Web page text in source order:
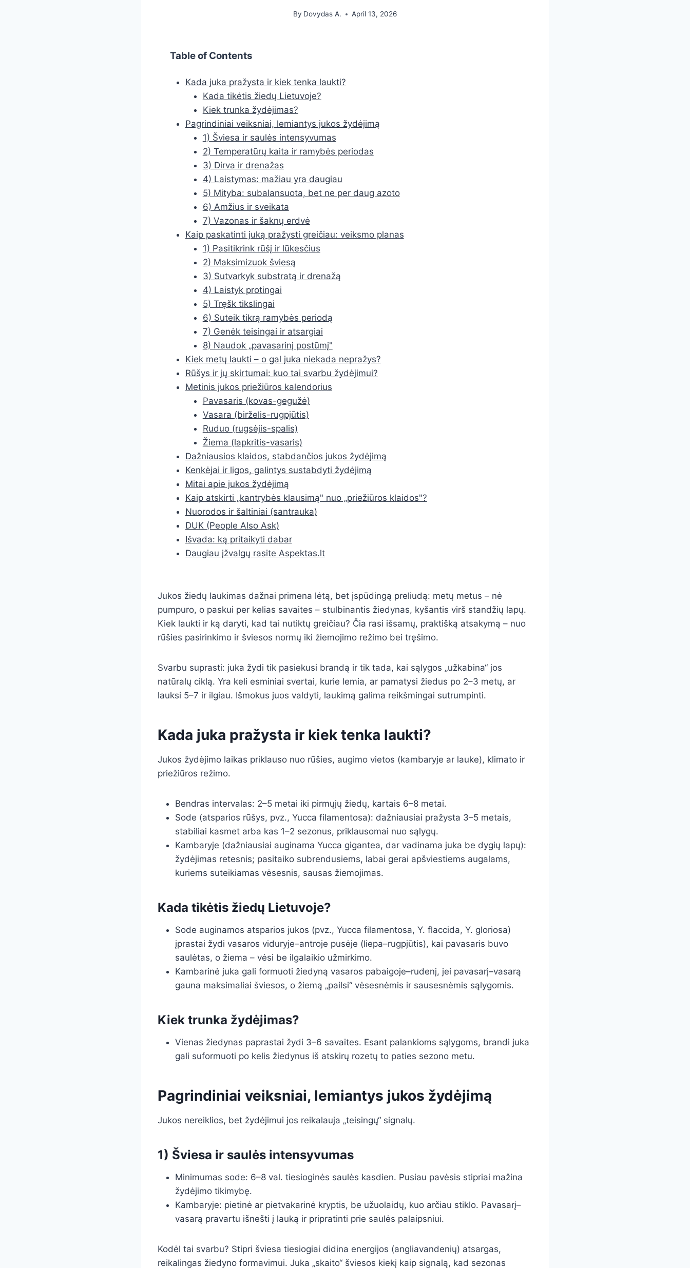
By Dovydas A. April 13, 2026
Table of Contents
Kada juka pražysta ir kiek tenka laukti?
Kada tikėtis žiedų Lietuvoje?
Kiek trunka žydėjimas?
Pagrindiniai veiksniai, lemiantys jukos žydėjimą
1) Šviesa ir saulės intensyvumas
2) Temperatūrų kaita ir ramybės periodas
3) Dirva ir drenažas
4) Laistymas: mažiau yra daugiau
5) Mityba: subalansuota, bet ne per daug azoto
6) Amžius ir sveikata
7) Vazonas ir šaknų erdvė
Kaip paskatinti juką pražysti greičiau: veiksmo planas
1) Pasitikrink rūšį ir lūkesčius
2) Maksimizuok šviesą
3) Sutvarkyk substratą ir drenažą
4) Laistyk protingai
5) Tręšk tikslingai
6) Suteik tikrą ramybės periodą
7) Genėk teisingai ir atsargiai
8) Naudok „pavasarinį postūmį"
Kiek metų laukti – o gal juka niekada nepražys?
Rūšys ir jų skirtumai: kuo tai svarbu žydėjimui?
Metinis jukos priežiūros kalendorius
Pavasaris (kovas-gegužė)
Vasara (birželis-rugpjūtis)
Ruduo (rugsėjis-spalis)
Žiema (lapkritis-vasaris)
Dažniausios klaidos, stabdančios jukos žydėjimą
Kenkėjai ir ligos, galintys sustabdyti žydėjimą
Mitai apie jukos žydėjimą
Kaip atskirti „kantrybės klausimą" nuo „priežiūros klaidos"?
Nuorodos ir šaltiniai (santrauka)
DUK (People Also Ask)
Išvada: ką pritaikyti dabar
Daugiau įžvalgų rasite Aspektas.lt
Jukos žiedų laukimas dažnai primena lėtą, bet įspūdingą preliudą: metų metus – nė
pumpuro, o paskui per kelias savaites – stulbinantis žiedynas, kyšantis virš standžių lapų.
Kiek laukti ir ką daryti, kad tai nutiktų greičiau? Čia rasi išsamų, praktišką atsakymą – nuo
rūšies pasirinkimo ir šviesos normų iki žiemojimo režimo bei tręšimo.
Svarbu suprasti: juka žydi tik pasiekusi brandą ir tik tada, kai sąlygos „užkabina“ jos
natūralų ciklą. Yra keli esminiai svertai, kurie lemia, ar pamatysi žiedus po 2–3 metų, ar
lauksi 5–7 ir ilgiau. Išmokus juos valdyti, laukimą galima reikšmingai sutrumpinti.
Kada juka pražysta ir kiek tenka laukti?
Jukos žydėjimo laikas priklauso nuo rūšies, augimo vietos (kambaryje ar lauke), klimato ir
priežiūros režimo.
Bendras intervalas: 2–5 metai iki pirmųjų žiedų, kartais 6–8 metai.
Sode (atsparios rūšys, pvz., Yucca filamentosa): dažniausiai pražysta 3–5 metais,
stabiliai kasmet arba kas 1–2 sezonus, priklausomai nuo sąlygų.
Kambaryje (dažniausiai auginama Yucca gigantea, dar vadinama juka be dygių lapų):
žydėjimas retesnis; pasitaiko subrendusiems, labai gerai apšviestiems augalams,
kuriems suteikiamas vėsesnis, sausas žiemojimas.
Kada tikėtis žiedų Lietuvoje?
Sode auginamos atsparios jukos (pvz., Yucca filamentosa, Y. flaccida, Y. gloriosa)
įprastai žydi vasaros viduryje–antroje pusėje (liepa–rugpjūtis), kai pavasaris buvo
saulėtas, o žiema – vėsi be ilgalaikio užmirkimo.
Kambarinė juka gali formuoti žiedyną vasaros pabaigoje–rudenį, jei pavasarį–vasarą
gauna maksimaliai šviesos, o žiemą „pailsi“ vėsesnėmis ir sausesnėmis sąlygomis.
Kiek trunka žydėjimas?
Vienas žiedynas paprastai žydi 3–6 savaites. Esant palankioms sąlygoms, brandi juka
gali suformuoti po kelis žiedynus iš atskirų rozetų to paties sezono metu.
Pagrindiniai veiksniai, lemiantys jukos žydėjimą
Jukos nereiklios, bet žydėjimui jos reikalauja „teisingų“ signalų.
1) Šviesa ir saulės intensyvumas
Minimumas sode: 6–8 val. tiesioginės saulės kasdien. Pusiau pavėsis stipriai mažina
žydėjimo tikimybę.
Kambaryje: pietinė ar pietvakarinė kryptis, be užuolaidų, kuo arčiau stiklo. Pavasarį–
vasarą pravartu išnešti į lauką ir pripratinti prie saulės palaipsniui.
Kodėl tai svarbu? Stipri šviesa tiesiogiai didina energijos (angliavandenių) atsargas,
reikalingas žiedyno formavimui. Juka „skaito“ šviesos kiekį kaip signalą, kad sezonas